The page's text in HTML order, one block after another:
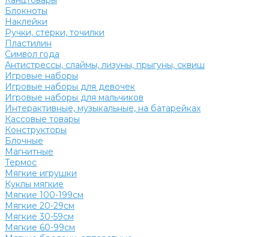
Блокноты
Наклейки
Ручки, стерки, точилки
Пластилин
Символ года
Антистрессы, слаймы, лизуны, прыгуны, сквиш
Игровые наборы
Игровые наборы для девочек
Игровые наборы для мальчиков
Интерактивные, музыкальные, на батарейках
Кассовые товары
Конструкторы
Блочные
Магнитные
Термос
Мягкие игрушки
Куклы мягкие
Мягкие 100-199см
Мягкие 20-29см
Мягкие 30-59см
Мягкие 60-99см